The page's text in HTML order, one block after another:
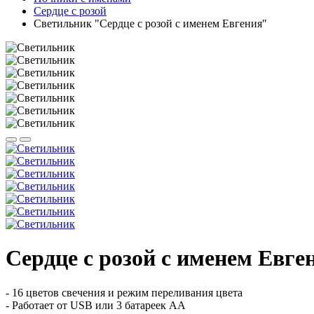
Сердце с розой
Светильник "Сердце с розой с именем Евгения"
Сердце с розой с именем
- 16 цветов свечения и режим переливания цвета
- Работает от USB или 3 батареек АА